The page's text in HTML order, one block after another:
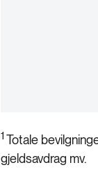
1Totale
gjeldsavdrag mv.